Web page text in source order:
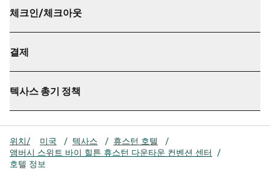
체크인/체크아웃
결제
텍사스 총기 정책
위치/ 미국 / 텍사스 / 휴스턴 호텔
/
앰버시 스위트 바이 힐튼 휴스턴 다운타운 컨벤션 센터
/
호텔 정보